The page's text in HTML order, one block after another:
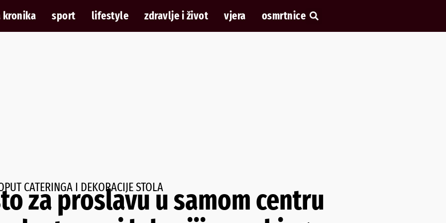
kronika sport lifestyle zdravlje i život vjera osmrtnice
CATERINGA I DEKORACIJE STOLA
za proslavu u samom centru